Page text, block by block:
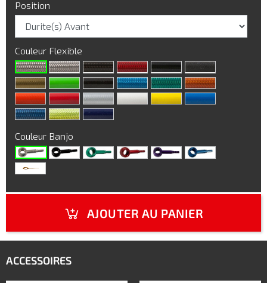
Position
Couleur Flexible
Couleur Banjo
AJOUTER AU PANIER
ACCESSOIRES